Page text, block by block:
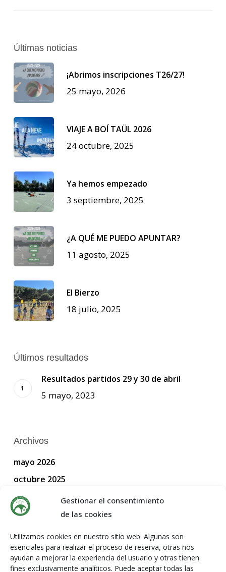
Gestionar el consentimiento
de las cookies
Utilizamos cookies en nuestro sitio web. Algunas son
esenciales para realizar el proceso de reserva, otras nos
ayudan a mejorar la experiencia del usuario y otras tienen
fines exclusivamente analíticos. Puede aceptar todas las
Últimas noticias
¡Abrimos inscripciones T26/27!
25 mayo, 2026
VIAJE A BOÍ TAÜL 2026
24 octubre, 2025
Ya hemos empezado
3 septiembre, 2025
¿A QUÉ ME PUEDO APUNTAR?
11 agosto, 2025
El Bierzo
18 julio, 2025
Últimos resultados
Resultados partidos 29 y 30 de abril
5 mayo, 2023
Archivos
mayo 2026
octubre 2025
septiembre 2025
agosto 2025
julio 2025
junio 2025
mayo 2025